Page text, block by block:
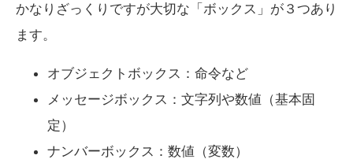
かなりざっくりですが大切な「ボックス」が３つあり
ます。
オブジェクトボックス：命令など
メッセージボックス：文字列や数値（基本固
定）
ナンバーボックス：数値（変数）